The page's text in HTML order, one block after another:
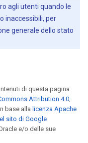
agli utenti quando le
inaccessibili, per
generale dello stato
di questa pagina
Attribution 4.0,
base alla licenza Apache
sito di Google
e/o delle sue